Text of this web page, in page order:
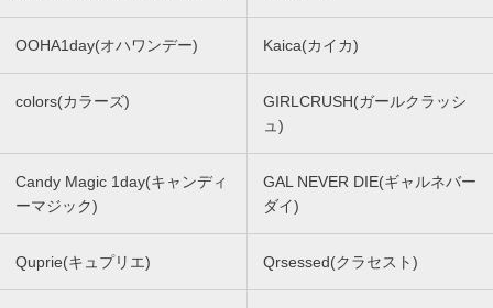
OOHA1day(オハワンデー) Kaica(カイカ)
colors(カラーズ)
GIRLCRUSH(ガールクラッシ
ュ)
Candy Magic 1day(キャンディ
ーマジック)
GAL NEVER DIE(ギャルネバー
ダイ)
Quprie(キュプリエ) Qrsessed(クラセスト)